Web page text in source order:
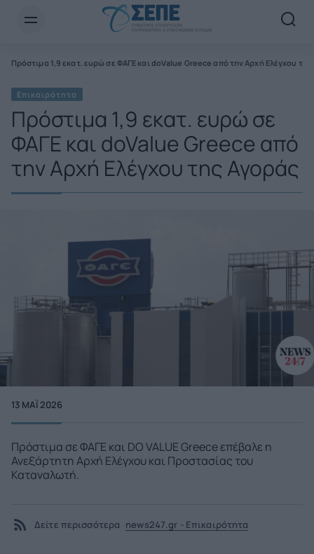
Πρόστιμα 1,9 εκατ. ευρώ σε ΦΑΓΕ και doValue Greece από την Αρχή Ελέγχου
Επικαιρότητα
Πρόστιμα 1,9 εκατ. ευρώ σε
ΦΑΓΕ και doValue Greece από
την Αρχή Ελέγχου της Αγοράς
13 ΜΑΪ́ 2026
Πρόστιμα σε ΦΑΓΕ και DO VALUE Greece επέβαλε η
Ανεξάρτητη Αρχή Ελέγχου και Προστασίας του
Καταναλωτή.
Δείτε περισσότερα news247.gr - Επικαιρότητα
Newsletter Email*